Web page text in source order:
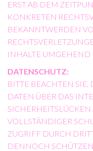
ST AB DEM
NKRETEN
KANNTWERDEN VON
HALTE UMGEHEND
DATENSCHUTZ:
BITTE BEACHTEN SIE,
DATEN ÜBER DAS
VOLLSTÄNDIGER
ZUGRIFF DURCH
DENNOCH